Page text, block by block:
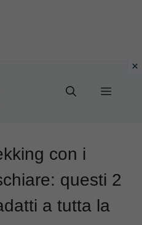
Menu
con i
questi 2
a tutta la